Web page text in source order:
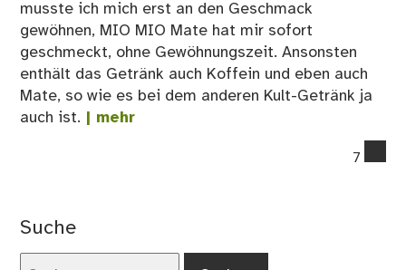
musste ich mich erst an den Geschmack
gewöhnen, MIO MIO Mate hat mir sofort
geschmeckt, ohne Gewöhnungszeit. Ansonsten
enthält das Getränk auch Koffein und eben auch
Mate, so wie es bei dem anderen Kult-Getränk ja
auch ist. | mehr
7
Suche